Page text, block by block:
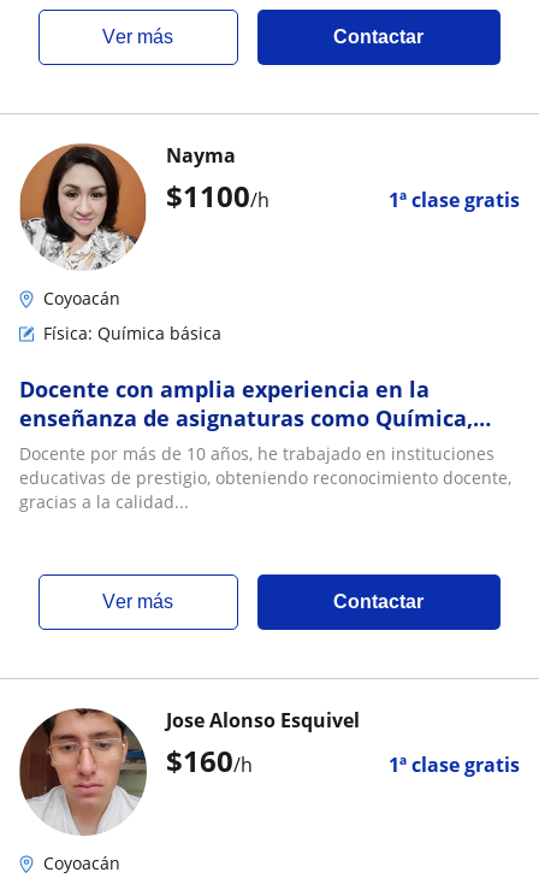
ver más Contactar
$1100/h 1ª clase gratis
Nayma
Coyoacán
Física: Química básica
Docente con amplia experiencia en la
enseñanza de asignaturas como Química,
Física y Matemáticas
Docente por más de 10 años, he trabajado en instituciones
educativas de prestigio, obteniendo reconocimiento docente,
gracias a la calidad...
ver más Contactar
$160/h 1ª clase gratis
Jose Alonso Esquivel
Coyoacán